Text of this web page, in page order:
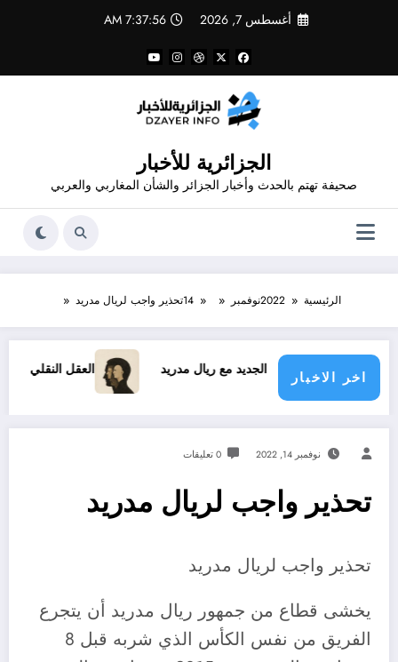
أغسطس 7, 2026 7:37:56 AM
الجزائرية للأخبار
صحيفة تهتم بالحدث وأخبار الجزائر والشأن المغاربي والعربي
الرئيسية 2022نوفمبر 14تحذير واجب لريال مدريد
اخر الاخبار
عقد فينيسيوس الجديد مع ريال مدريد العقل النقلي لا يبدع
نوفمبر 14, 2022 0 تعليقات
تحذير واجب لريال مدريد
تحذير واجب لريال مدريد
يخشى قطاع من جمهور ريال مدريد أن يتجرع
الفريق من نفس الكأس الذي شربه قبل 8